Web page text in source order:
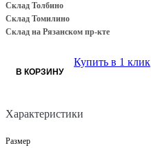
Склад Толбино
Склад Томилино
Склад на Рязанском пр-кте
В КОРЗИНУ
Купить в 1 клик
Характеристики
Размер